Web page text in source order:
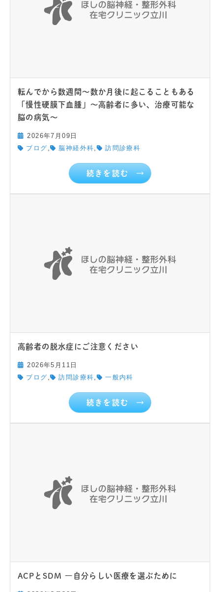
転んでから数週間〜数か月後に起こることもある
「慢性硬膜下血腫」～高齢者に多い、治療可能な
脳の病気～
2026年7月09日
ブログ , 脳神経外科 訪問診療科
続きを読む
高齢者の脱水症にご注意ください
2026年5月11日
ブログ , 訪問診療科 一般内科
続きを読む
ACPとSDM ―自分らしい医療を選ぶために